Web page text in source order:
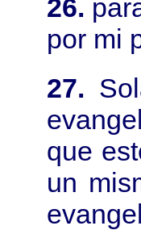
26.
por mi
27.
que
un